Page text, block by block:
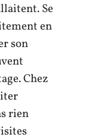
Se
en
son
Chez
rien